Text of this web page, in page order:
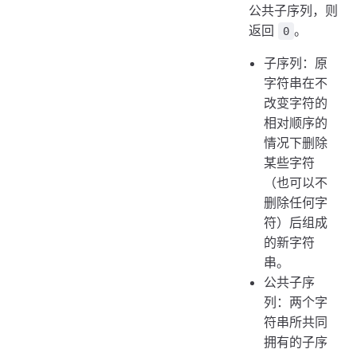
公共子序列，则
返回
0 。
子序列：原
字符串在不
改变字符的
相对顺序的
情况下删除
某些字符
（也可以不
删除任何字
符）后组成
的新字符
串。
公共子序
列：两个字
符串所共同
拥有的子序